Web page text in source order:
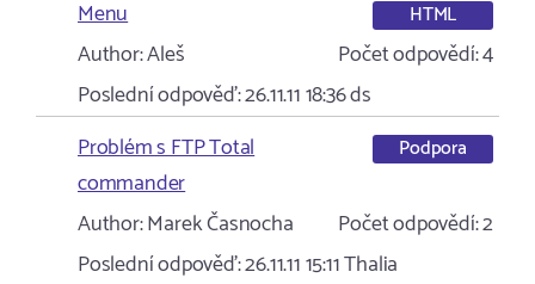
Menu
HTML
Author:Aleš Počet odpovědí:4
Poslední odpověď:26.11.11 18:36ds
Problém s FTP Total
commander
Podpora
Author:Marek Časnocha Počet odpovědí:2
Poslední odpověď:26.11.11 15:11Thalia